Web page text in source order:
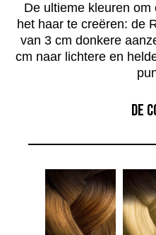
De ultieme kleuren
het haar te creëren: de
van 3 cm donkere
cm naar lichtere en
DE